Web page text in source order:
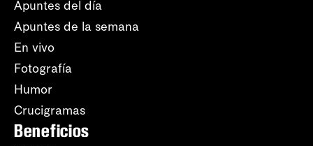
Apuntes del día
Apuntes de la semana
En vivo
Fotografía
Humor
Crucigramas
Beneficios